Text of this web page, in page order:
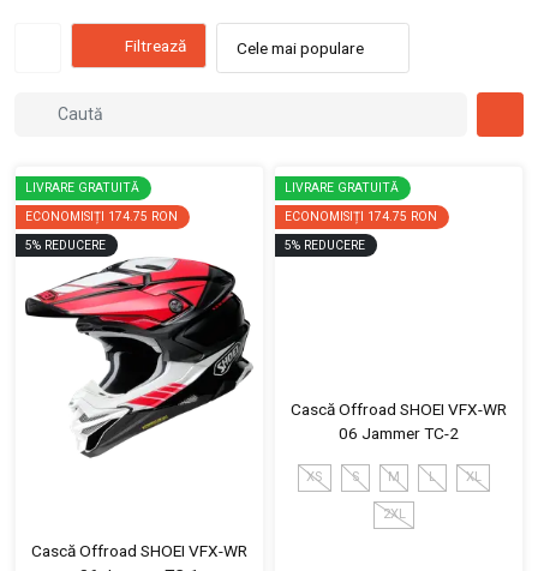
Filtrează Cele mai populare
LIVRARE GRATUITĂ
ECONOMISIȚI 174.75 RON
5% REDUCERE
Cască Offroad SHOEI VFX-WR
LIVRARE GRATUITĂ
ECONOMISIȚI 174.75 RON
5% REDUCERE
Cască Offroad SHOEI VFX-WR
06 Jammer TC-2
XS S M L XL
2XL